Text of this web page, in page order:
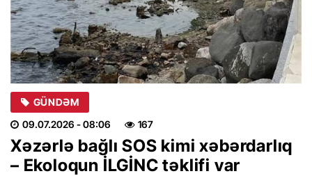
GÜNDƏM
09.07.2026 - 08:06 167
Xəzərlə bağlı SOS kimi xəbərdarlıq
– Ekoloqun İLGİNC təklifi var